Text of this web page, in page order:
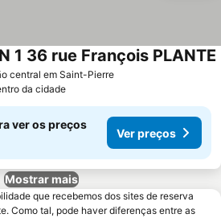
central em Saint-PierreVer preços
1 36 rue François PLANTE
da cidade
ver os preços
Ver preços
Mostrar mais
que recebemos dos sites de reserva
Como tal, pode haver diferenças entre as